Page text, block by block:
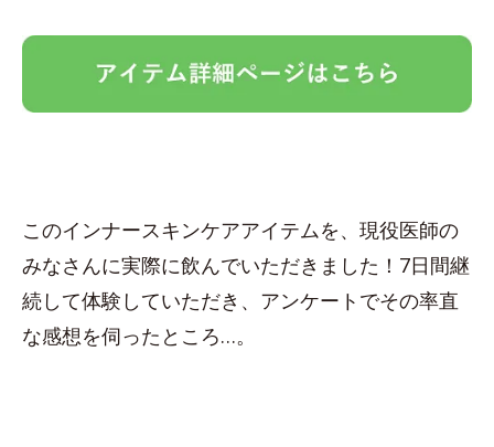
このインナースキンケアアイテムを、現役医師の
みなさんに実際に飲んでいただきました！7日間継
続して体験していただき、アンケートでその率直
な感想を伺ったところ…。